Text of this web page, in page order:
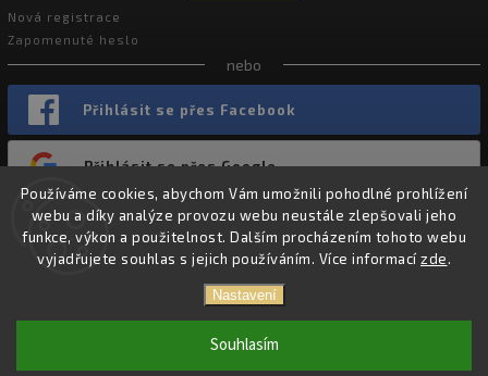
Používáme cookies, abychom Vám umožnili pohodlné prohlížení
webu a díky analýze provozu webu neustále zlepšovali jeho
funkce, výkon a použitelnost. Dalším procházením tohoto webu
vyjadřujete souhlas s jejich používáním. Více informacízde.
Nastavení
Souhlasím
Nová registrace
Zapomenuté heslo
nebo
Přihlásit se přes Facebook
Přihlásit se přes Google
Chevron Nutrition. Všechna práva vyhrazena.
Shoptet